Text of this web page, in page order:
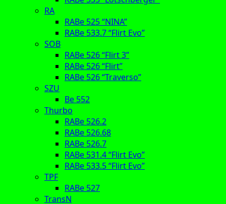
RA
RABe 525 “NINA”
RABe 533.7 “Flirt Evo”
SOB
RABe 526 “Flirt 3”
RABe 526 “Flirt”
RABe 526 “Traverso”
SZU
Be 552
Thurbo
RABe 526.2
RABe 526.68
RABe 526.7
RABe 531.4 “Flirt Evo”
RABe 533.5 “Flirt Evo”
TPF
RABe 527
TransN